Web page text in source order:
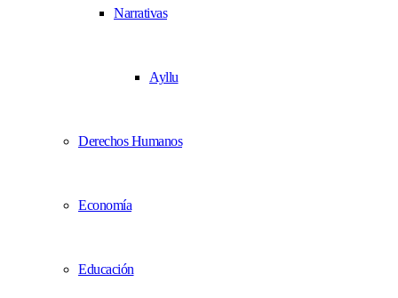
Narrativas
Ayllu
Derechos Humanos
Economía
Educación